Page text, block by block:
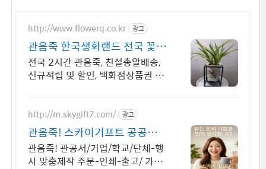
http://www.flowerq.co.kr 광고
관음죽 한국생화랜드 전국 꽃배
달 2시간배송
전국 2시간 관음죽, 친절총알배송,
신규적립 및 할인, 백화점상품권 증
http://m.skygift7.com/ 광고
관음죽! 스카이기프트 공공기
관 우선구매 대상기업
관음죽! 관공서/기업/학교/단체-행
사 맞춤제작 주문-인쇄-출고/ 가격